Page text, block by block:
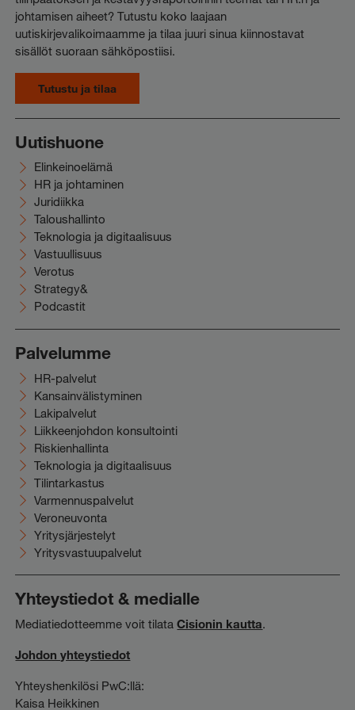
johtamisen aiheet? Tutustu koko laajaan
uutiskirjevalikoimaamme ja tilaa juuri sinua kiinnostavat
sisällöt suoraan sähköpostiisi.
Tutustu ja tilaa
Uutishuone
Elinkeinoelämä
HR ja johtaminen
Juridiikka
Taloushallinto
Teknologia ja digitaalisuus
Vastuullisuus
Verotus
Strategy&
Podcastit
Palvelumme
HR-palvelut
Kansainvälistyminen
Lakipalvelut
Liikkeenjohdon konsultointi
Riskienhallinta
Teknologia ja digitaalisuus
Tilintarkastus
Varmennuspalvelut
Veroneuvonta
Yritysjärjestelyt
Yritysvastuupalvelut
Yhteystiedot & medialle
Mediatiedotteemme voit tilataCisionin kautta.
Johdon yhteystiedot
Yhteyshenkilösi PwC:llä:
Kaisa Heikkinen